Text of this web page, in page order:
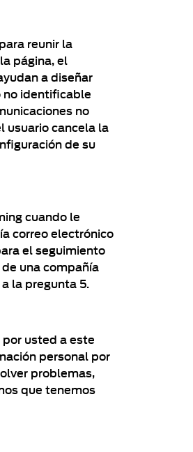
reunir la
página, el
a diseñar
no identificable
no
usuario cancela la
de su
cuando le
correo electrónico
el seguimiento
una compañía
la pregunta 5.
usted a este
personal por
problemas,
que tenemos